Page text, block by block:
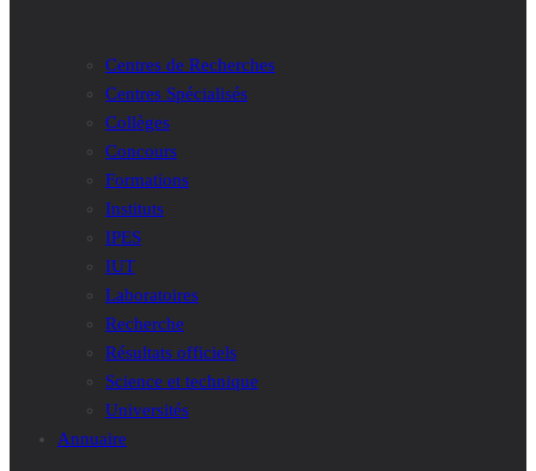
Centres de Recherches
Centres Spécialisés
Collèges
Concours
Formations
Instituts
IPES
IUT
Laboratoires
Recherche
Résultats officiels
Science et technique
Universités
Annuaire